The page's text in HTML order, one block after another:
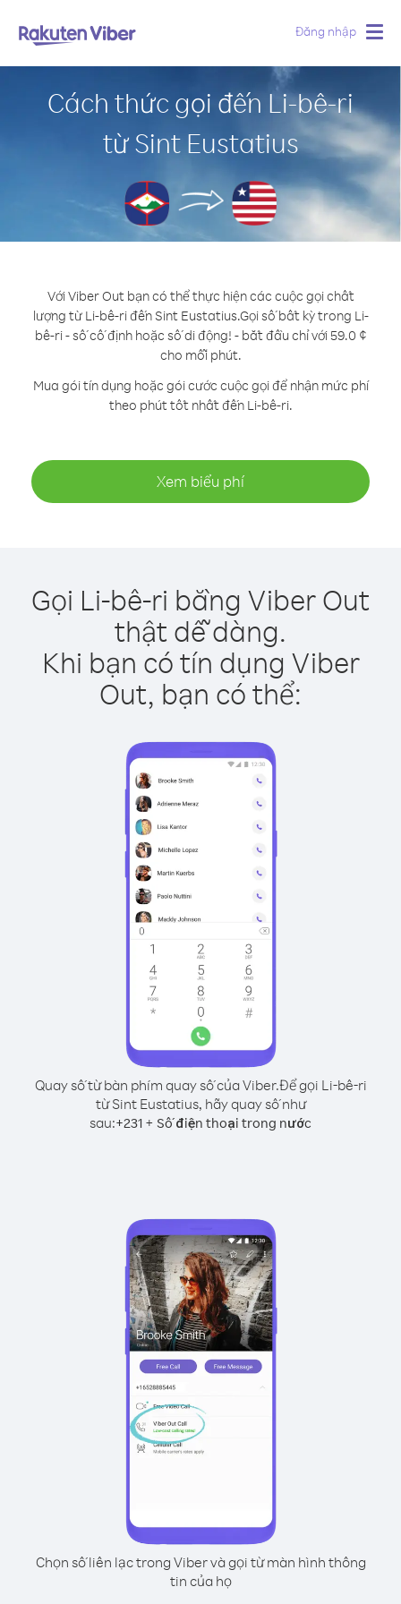
Đăng nhập
Cách thức gọi đến Li-bê-ri
từ Sint Eustatius
Với Viber Out bạn có thể thực hiện các cuộc gọi chất
lượng từ Li-bê-ri đến Sint Eustatius.Gọi số bất kỳ trong Li-
bê-ri - số cố định hoặc số di động! - bắt đầu chỉ với 59.0 ¢
cho mỗi phút.
Mua gói tín dụng hoặc gói cước cuộc gọi để nhận mức phí
theo phút tốt nhất đến Li-bê-ri.
Xem biểu phí
Gọi Li-bê-ri bằng Viber Out
thật dễ dàng.
Khi bạn có tín dụng Viber
Out, bạn có thể:
Quay số từ bàn phím quay số của Viber.Để gọi Li-bê-ri
từ Sint Eustatius, hãy quay số như
sau:+231 + Số điện thoại trong nước
Chọn số liên lạc trong Viber và gọi từ màn hình thông
tin của họ